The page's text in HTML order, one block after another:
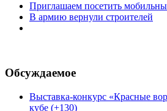
Приглашаем посетить
В армию вернули строителей
Обсуждаемое
Выставка-конкурс «Красные
кубе (+130)